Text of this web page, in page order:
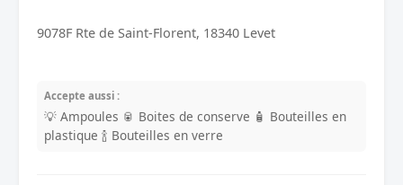
9078F Rte de Saint-Florent, 18340 Levet
Accepte aussi :
💡 Ampoules 🥫 Boites de conserve 🧴 Bouteilles en
plastique 🍾 Bouteilles en verre